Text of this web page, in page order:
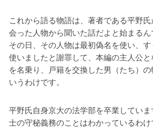
これから語る物語は、著者である平野
会った人物から聞いた話だよと始まるん
その日、その人物は最初偽名を使い、
使いましたと謝罪して、本編の主人公
を名乗り、戸籍を交換した男（たち）の
いうわけです。
平野氏自身京大の法学部を卒業してい
士の守秘義務のことはわかっているわ